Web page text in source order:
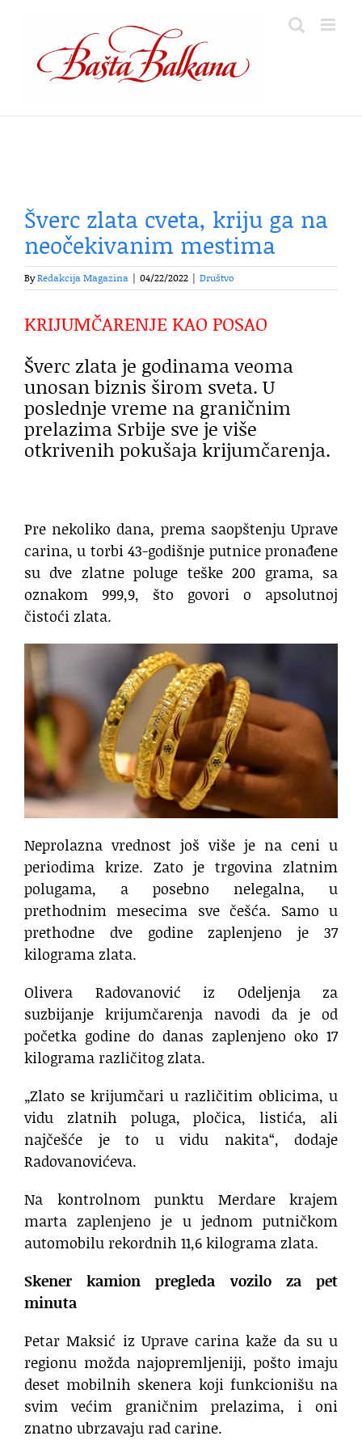
content
Šverc zlata cveta, kriju ga na
neočekivanim mestima
ByRedakcija Magazina 04/22/2022 Društvo
KRIJUMČARENJE KAO POSAO
Šverc zlata je godinama veoma
unosan biznis širom sveta. U
poslednje vreme na graničnim
prelazima Srbije sve je više
otkrivenih pokušaja krijumčarenja.
Pre nekoliko dana, prema saopštenju Uprave
carina, u torbi 43-godišnje putnice pronađene
su dve zlatne poluge teške 200 grama, sa
oznakom 999,9, što govori o apsolutnoj
čistoći zlata.
Neprolazna vrednost još više je na ceni u
periodima krize. Zato je trgovina zlatnim
polugama, a posebno nelegalna, u
prethodnim mesecima sve češća. Samo u
prethodne dve godine zaplenjeno je 37
kilograma zlata.
Olivera Radovanović iz Odeljenja za
suzbijanje krijumčarenja navodi da je od
početka godine do danas zaplenjeno oko 17
kilograma različitog zlata.
„Zlato se krijumčari u različitim oblicima, u
vidu zlatnih poluga, pločica, listića, ali
najčešće je to u vidu nakita“, dodaje
Radovanovićeva.
Na kontrolnom punktu Merdare krajem
marta zaplenjeno je u jednom putničkom
automobilu rekordnih 11,6 kilograma zlata.
Skener kamion pregleda vozilo za pet
minuta
Petar Maksić iz Uprave carina kaže da su u
regionu možda najopremljeniji, pošto imaju
deset mobilnih skenera koji funkcionišu na
svim većim graničnim prelazima, i oni
znatno ubrzavaju rad carine.